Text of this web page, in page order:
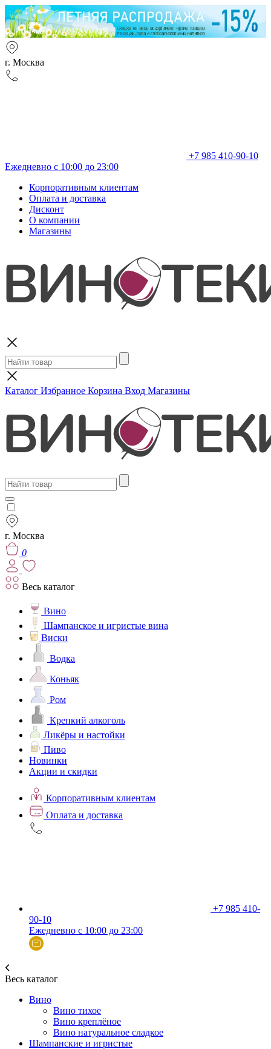
г. Москва
+7 985 410-90-10
Ежедневно с 10:00 до 23:00
Корпоративным клиентам
Оплата и доставка
Дисконт
О компании
Магазины
Каталог Избранное Корзина Вход Магазины
г. Москва
0
Весь каталог
Вино
Шампанское и игристые вина
Виски
Водка
Коньяк
Ром
Крепкий алкоголь
Ликёры и настойки
Пиво
Новинки
Акции и скидки
Корпоративным клиентам
Оплата и доставка
+7 985 410-
90-10
Ежедневно с 10:00 до 23:00
Весь каталог
Вино
Вино тихое
Вино креплёное
Вино натуральное сладкое
Шампанские и игристые